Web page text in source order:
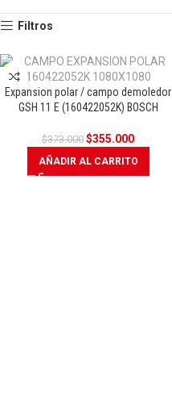
Filtros
OFERTA
Expansion polar / campo demoledor
GSH 11 E (160422052K) BOSCH
$373.000 $355.000
AÑADIR AL CARRITO